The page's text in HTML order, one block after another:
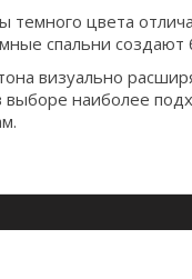
темного цвета
спальни
визуально
наиболее